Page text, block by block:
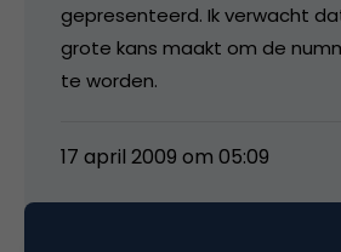
gepresenteerd. Ik verwacht
grote kans maakt om de
te worden.
17 april 2009 om 05:09